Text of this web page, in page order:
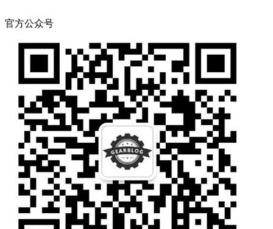
官方公众号